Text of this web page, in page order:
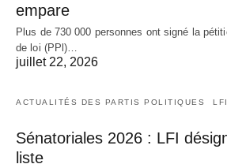
empare
Plus de 730 000 personnes ont signé la
de loi (PPl)…
juillet 22, 2026
ACTUALITÉS DES PARTIS POLITIQUES LFI
Sénatoriales 2026 : LFI
liste